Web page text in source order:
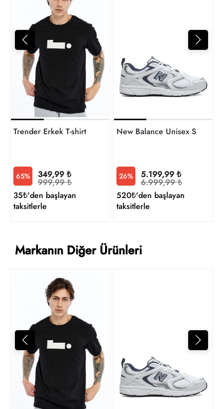
Trender Erkek T-shirt
65% 349,99 ₺
999,99 ₺
35₺'den başlayan
taksitlerle
New Balance Unisex Sneaker
26% 5.199,99 ₺
6.999,99 ₺
520₺'den başlayan
taksitlerle
Markanın Diğer Ürünleri